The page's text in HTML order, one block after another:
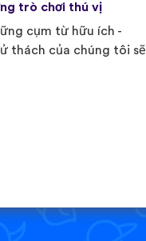
trò chơi thú vị
cụm từ hữu ích -
thách của chúng tôi sẽ